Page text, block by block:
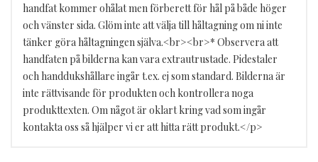
handfat kommer ohålat men förberett för hål på både höger
och vänster sida. Glöm inte att välja till håltagning om ni inte
tänker göra håltagningen själva.<br><br>* Observera att
handfaten på bilderna kan vara extrautrustade. Pidestaler
och handdukshållare ingår t.ex. ej som standard. Bilderna är
inte rättvisande för produkten och kontrollera noga
produkttexten. Om något är oklart kring vad som ingår
kontakta oss så hjälper vi er att hitta rätt produkt.</p>